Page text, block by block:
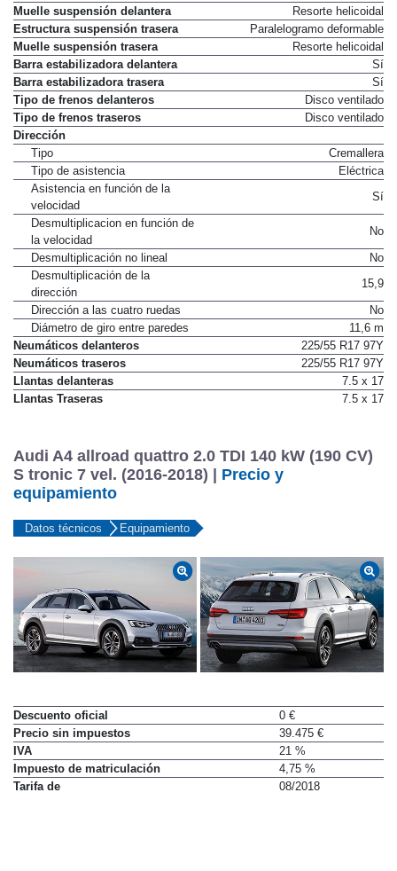
Estructura suspensión delantera
Paralelogramo deformable
Muelle suspensión delantera
Resorte helicoidal
Estructura suspensión trasera
Paralelogramo deformable
Muelle suspensión trasera
Resorte helicoidal
Barra estabilizadora delantera
Sí
Barra estabilizadora trasera
Sí
Tipo de frenos delanteros
Disco ventilado
Tipo de frenos traseros
Dirección
Tipo
Cremallera
Tipo de asistencia
Asistencia en función de la
velocidad
Sí
Desmultiplicacion en función de
la velocidad
No
Desmultiplicación no lineal
Desmultiplicación de la
dirección
15,9
Dirección a las cuatro ruedas
No
Diámetro de giro entre paredes
11,6 m
Neumáticos delanteros
225/55 R17 97Y
Neumáticos traseros
225/55 R17 97Y
Llantas delanteras
7.5 x 17
Audi A4 allroad quattro 2.0 TDI 140 kW (190 CV)
S tronic 7 vel. (2016-2018) |
Precio y
equipamiento
Descuento oficial
0 €
Precio sin impuestos
39.475 €
IVA
21 %
Impuesto de matriculación
4,75 %